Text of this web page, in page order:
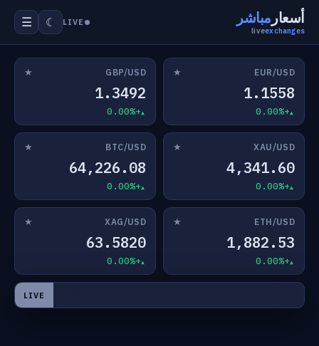
أسعار مباشر
liveexchanges
LIVE
☾
☰
EUR/USD
★
1.1558
+0.00%
GBP/USD
★
1.3492
+0.00%
XAU/USD
★
4,341.60
+0.00%
BTC/USD
★
64,226.08
+0.00%
ETH/USD
★
1,882.53
+0.00%
XAG/USD
★
63.5820
+0.00%
LIVE